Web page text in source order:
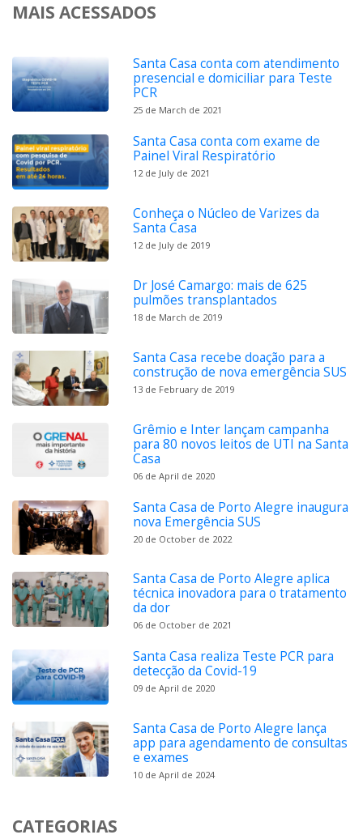
MAIS ACESSADOS
Santa Casa conta com atendimento
presencial e domiciliar para Teste
PCR
25 de March de 2021
Santa Casa conta com exame de
Painel Viral Respiratório
12 de July de 2021
Conheça o Núcleo de Varizes da
Santa Casa
12 de July de 2019
Dr José Camargo: mais de 625
pulmões transplantados
18 de March de 2019
Santa Casa recebe doação para a
construção de nova emergência SUS
13 de February de 2019
Grêmio e Inter lançam campanha
para 80 novos leitos de UTI na Santa
Casa
06 de April de 2020
Santa Casa de Porto Alegre inaugura
nova Emergência SUS
20 de October de 2022
Santa Casa de Porto Alegre aplica
técnica inovadora para o tratamento
da dor
06 de October de 2021
Santa Casa realiza Teste PCR para
detecção da Covid-19
09 de April de 2020
Santa Casa de Porto Alegre lança
app para agendamento de consultas
e exames
10 de April de 2024
CATEGORIAS